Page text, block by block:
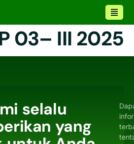
03– III 2025
selalu
yang